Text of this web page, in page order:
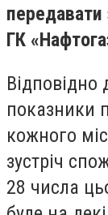
передавати
ГК
показники
кожного
зустріч
28 числа